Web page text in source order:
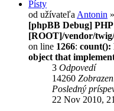
Písty
od užívateľa Antonin
[phpBB Debug]
[ROOT]/vendor/
on line 1266: count():
object that
3 Odpovedí
14260
Posledný
22 Nov 2010,